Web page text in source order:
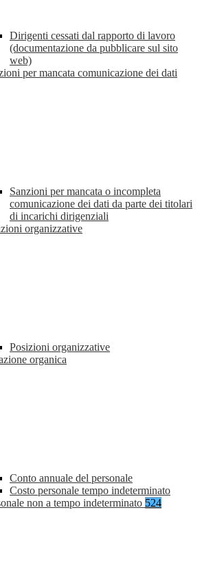
Dirigenti cessati dal rapporto di lavoro
(documentazione da pubblicare sul sito
web)
per mancata comunicazione dei dati
Sanzioni per mancata o incompleta
comunicazione dei dati da parte dei titolari
di incarichi dirigenziali
organizzative
Posizioni organizzative
organica
Conto annuale del personale
Costo personale tempo indeterminato
non a tempo indeterminato 524